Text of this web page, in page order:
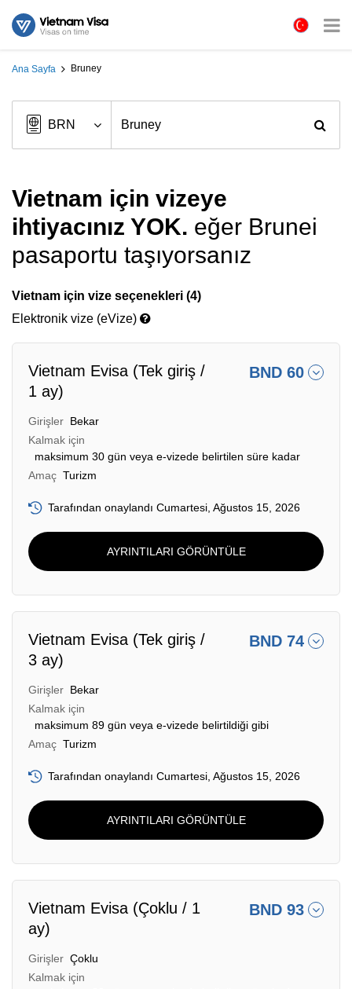
Ana Sayfa Bruney
Vietnam için vizeye
ihtiyacınız YOK. eğer Brunei
pasaportu taşıyorsanız
Vietnam için vize seçenekleri (4)
Elektronik vize (eVize)
Vietnam Evisa (Tek giriş /
1 ay)
BND 60
Girişler Bekar
Kalmak için
maksimum 30 gün veya e-vizede belirtilen süre kadar
Amaç Turizm
Tarafından onaylandı Cumartesi, Ağustos 15, 2026
AYRINTILARI GÖRÜNTÜLE
Vietnam Evisa (Tek giriş /
3 ay)
BND 74
Girişler Bekar
Kalmak için
maksimum 89 gün veya e-vizede belirtildiği gibi
Amaç Turizm
Tarafından onaylandı Cumartesi, Ağustos 15, 2026
AYRINTILARI GÖRÜNTÜLE
Vietnam Evisa (Çoklu / 1
ay)
BND 93
Girişler Çoklu
Kalmak için